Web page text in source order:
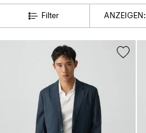
Filter ANZEIGEN: